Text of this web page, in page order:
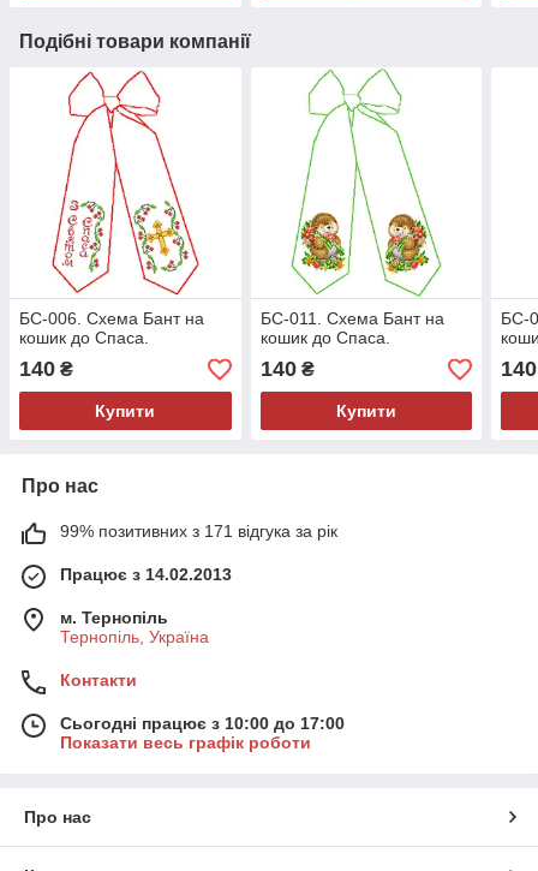
Подібні товари компанії
БС-006. Схема Бант на
кошик до Спаса.
140 ₴
Купити
БС-011. Схема Бант на
кошик до Спаса.
140₴
Купити
БС-
140
Про нас
99% позитивних з 171 відгука за рік
Працює з 14.02.2013
м. Тернопіль
Тернопіль, Україна
Контакти
Сьогодні працює з 10:00 до 17:00
Показати весь графік роботи
Про нас